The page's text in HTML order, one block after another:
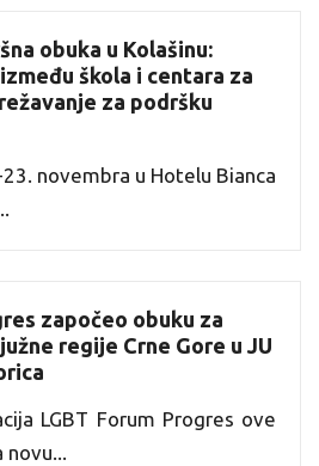
obuka u Kolašinu:
škola i centara za
za podršku
novembra u Hotelu Bianca
započeo obuku za
regije Crne Gore u JU
LGBT Forum Progres ove
novu...